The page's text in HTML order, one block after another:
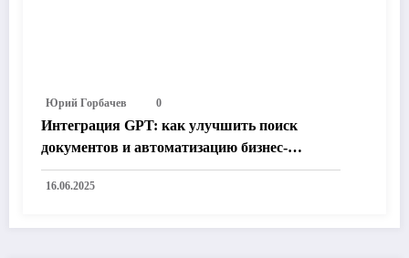
Юрий Горбачев 0
Интеграция GPT: как улучшить поиск
документов и автоматизацию бизнес-
процессов на корпоративном портале
16.06.2025